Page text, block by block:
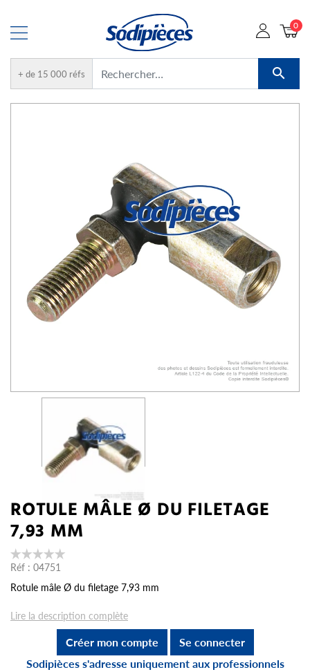
+ de 15 000 réfs 
0
ROTULE MÂLE Ø DU FILETAGE
7,93 MM
Réf : 04751
Rotule mâle Ø du filetage 7,93 mm
Lire la description complète
Créer mon compte
Se connecter
Sodipièces s'adresse uniquement aux professionnels